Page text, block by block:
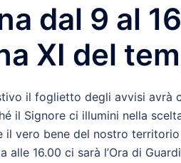
dal 9 al
XI del
il foglietto degli avvisi avrà
il Signore ci illumini nella
il vero bene del nostro territorio
alle 16.00 ci sarà l’Ora di